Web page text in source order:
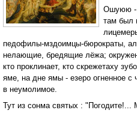
Ошуюю -
там был
педофилы-мздоимцы-бюрократы,
нелающие, бредящие лёжа;
кто проклинает, кто скрежетаху
яме, на дне ямы - езеро огненное
в неумолимое.
Тут из сонма святых : "Погодите!...